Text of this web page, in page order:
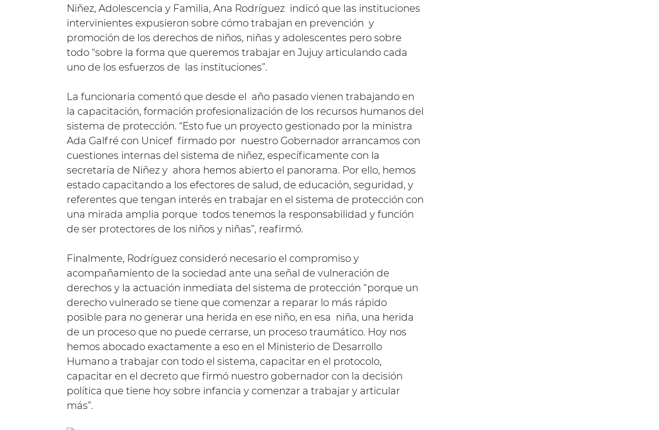
Niñez, Adolescencia y Familia, Ana Rodríguez indicó que las instituciones
intervinientes expusieron sobre cómo trabajan en prevención y
promoción de los derechos de niños, niñas y adolescentes pero sobre
todo “sobre la forma que queremos trabajar en Jujuy articulando cada
uno de los esfuerzos de las instituciones”.
La funcionaria comentó que desde el año pasado vienen trabajando en
la capacitación, formación profesionalización de los recursos humanos del
sistema de protección. “Esto fue un proyecto gestionado por la ministra
Ada Galfré con Unicef firmado por nuestro Gobernador arrancamos con
cuestiones internas del sistema de niñez, específicamente con la
secretaría de Niñez y ahora hemos abierto el panorama. Por ello, hemos
estado capacitando a los efectores de salud, de educación, seguridad, y
referentes que tengan interés en trabajar en el sistema de protección con
una mirada amplia porque todos tenemos la responsabilidad y función
de ser protectores de los niños y niñas”, reafirmó.
Finalmente, Rodríguez consideró necesario el compromiso y
acompañamiento de la sociedad ante una señal de vulneración de
derechos y la actuación inmediata del sistema de protección “porque un
derecho vulnerado se tiene que comenzar a reparar lo más rápido
posible para no generar una herida en ese niño, en esa niña, una herida
de un proceso que no puede cerrarse, un proceso traumático. Hoy nos
hemos abocado exactamente a eso en el Ministerio de Desarrollo
Humano a trabajar con todo el sistema, capacitar en el protocolo,
capacitar en el decreto que firmó nuestro gobernador con la decisión
política que tiene hoy sobre infancia y comenzar a trabajar y articular
más”.